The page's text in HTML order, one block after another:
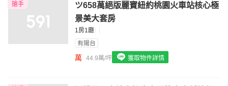
我想找配備瓦斯爐的物件
我想找廁所開窗的物件
我想找具垃圾處理的物件
搶手
ツ658萬絕版麗寶紐約桃園火車站核心極
景美大套房
1房1廳
有陽台
萬 44.9萬/坪 獲取物件詳情